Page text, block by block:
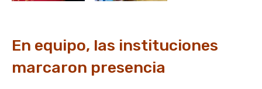
En equipo, las instituciones
marcaron presencia